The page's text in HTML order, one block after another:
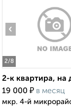
2/8
‹
2-к квартира, на
19 000 ₽ в месяц
мкр. 4-й